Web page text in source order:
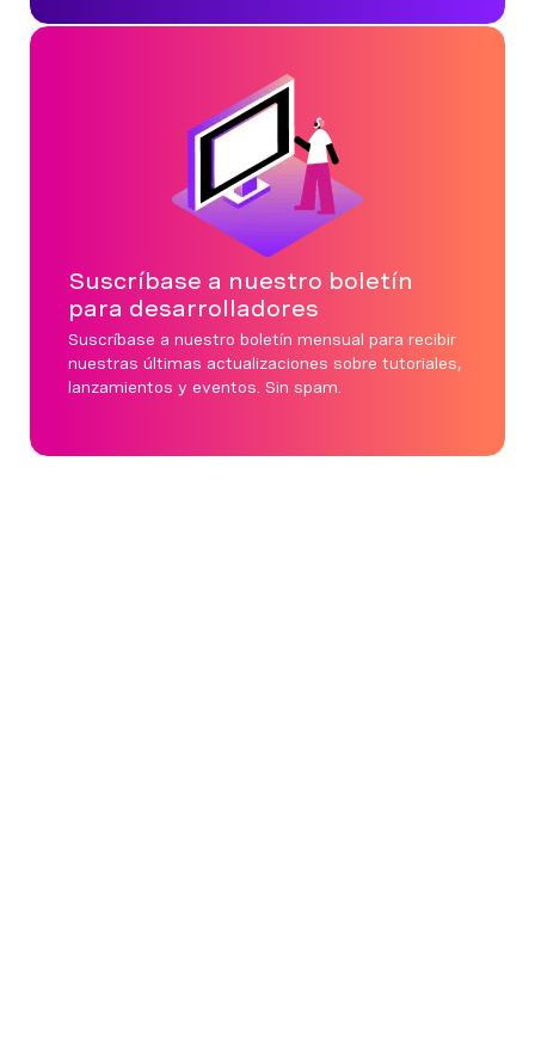
Suscríbase a nuestro boletín
para desarrolladores
Suscríbase a nuestro boletín mensual para recibir
nuestras últimas actualizaciones sobre tutoriales,
lanzamientos y eventos. Sin spam.